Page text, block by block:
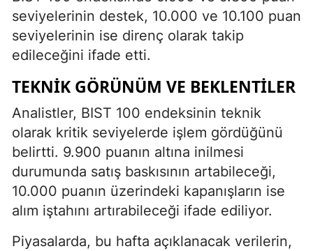
seviyelerinin destek, 10.000 ve 10.100 puan
seviyelerinin ise direnç olarak takip
edileceğini ifade etti.
TEKNIK GÖRÜNÜM VE BEKLENTILER
Analistler, BIST 100 endeksinin teknik
olarak kritik seviyelerde işlem gördüğünü
belirtti. 9.900 puanın altına inilmesi
durumunda satış baskısının artabileceği,
10.000 puanın üzerindeki kapanışların ise
alım iştahını artırabileceği ifade ediliyor.
Piyasalarda, bu hafta açıklanacak verilerin,